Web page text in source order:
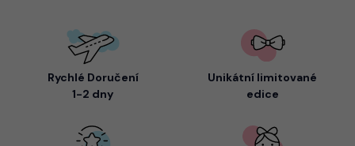
Rychlé Doručení
1-2 dny
Unikátní limitované
edice